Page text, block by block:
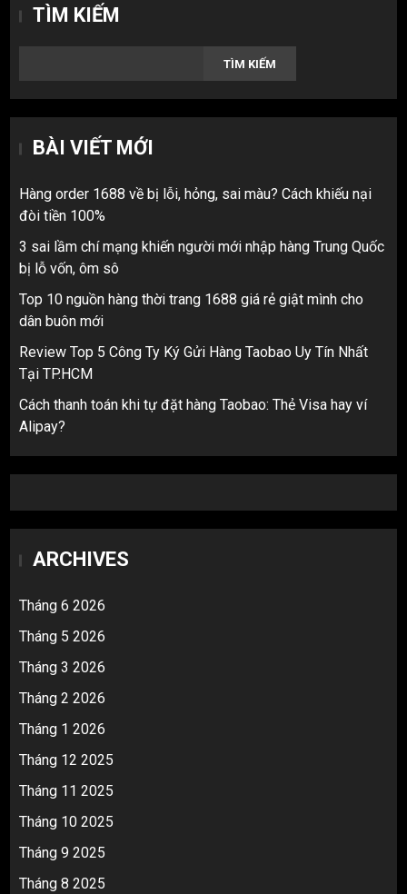
TÌM KIẾM
TÌM KIẾM
BÀI VIẾT MỚI
Hàng order 1688 về bị lỗi, hỏng, sai màu? Cách khiếu nại
đòi tiền 100%
3 sai lầm chí mạng khiến người mới nhập hàng Trung Quốc
bị lỗ vốn, ôm sô
Top 10 nguồn hàng thời trang 1688 giá rẻ giật mình cho
dân buôn mới
Review Top 5 Công Ty Ký Gửi Hàng Taobao Uy Tín Nhất
Tại TP.HCM
Cách thanh toán khi tự đặt hàng Taobao: Thẻ Visa hay ví
Alipay?
ARCHIVES
Tháng 6 2026
Tháng 5 2026
Tháng 3 2026
Tháng 2 2026
Tháng 1 2026
Tháng 12 2025
Tháng 11 2025
Tháng 10 2025
Tháng 9 2025
Tháng 8 2025